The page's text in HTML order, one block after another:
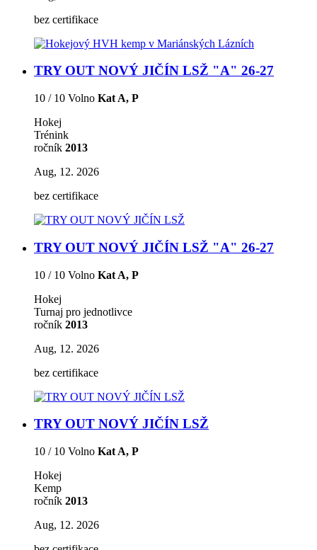
bez certifikace
TRY OUT NOVÝ JIČÍN LSŽ "A" 26-27
10 / 10 Volno Kat A, P
Hokej
Trénink
ročník 2013
Aug, 12. 2026
bez certifikace
TRY OUT NOVÝ JIČÍN LSŽ "A" 26-27
10 / 10 Volno Kat A, P
Hokej
Turnaj pro jednotlivce
ročník 2013
Aug, 12. 2026
bez certifikace
TRY OUT NOVÝ JIČÍN LSŽ
10 / 10 Volno Kat A, P
Hokej
Kemp
ročník 2013
Aug, 12. 2026